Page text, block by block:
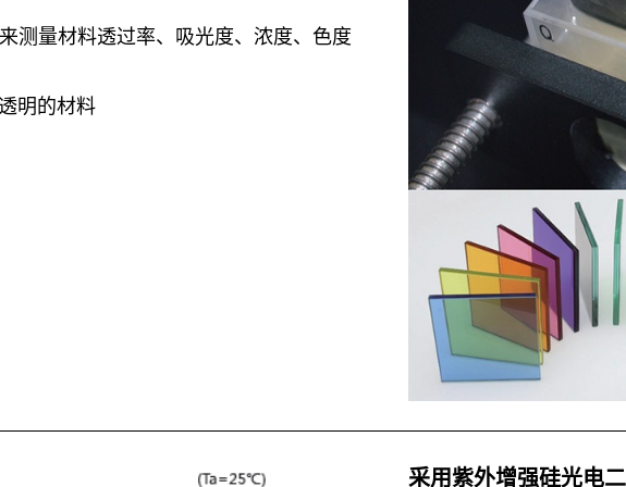
测量材料透过率、吸光度、浓度、色度
明的材料
采用紫外增强硅光电